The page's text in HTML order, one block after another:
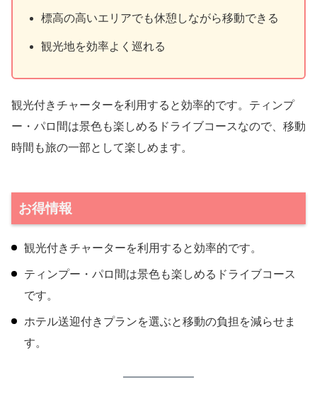
標高の高いエリアでも休憩しながら移動できる
観光地を効率よく巡れる
観光付きチャーターを利用すると効率的です。ティンプ
ー・パロ間は景色も楽しめるドライブコースなので、移動
時間も旅の一部として楽しめます。
お得情報
観光付きチャーターを利用すると効率的です。
ティンプー・パロ間は景色も楽しめるドライブコース
です。
ホテル送迎付きプランを選ぶと移動の負担を減らせま
す。